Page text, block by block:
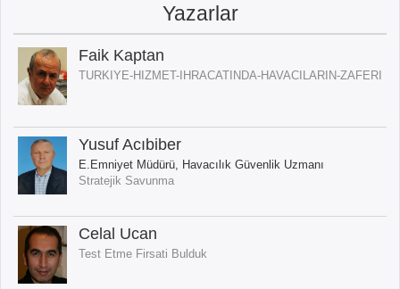
Yazarlar
Faik Kaptan
TURKIYE-HIZMET-IHRACATINDA-HAVACILARIN-ZAFERI
Yusuf Acıbiber
E.Emniyet Müdürü, Havacılık Güvenlik Uzmanı
Stratejik Savunma
Celal Ucan
Test Etme Firsati Bulduk